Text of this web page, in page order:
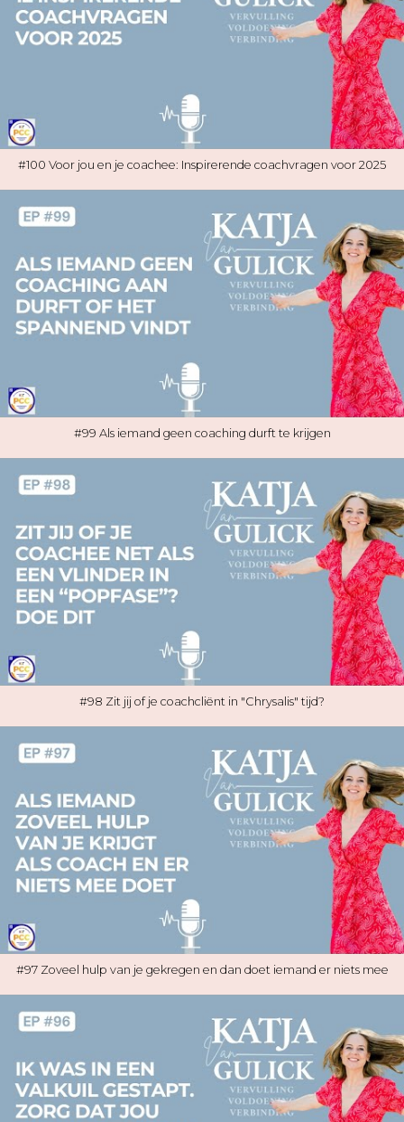
#100 Voor jou en je coachee: Inspirerende coachvragen voor 2025
#99 Als iemand geen coaching durft te krijgen
#98 Zit jij of je coachcliënt in "Chrysalis" tijd?
#97 Zoveel hulp van je gekregen en dan doet iemand er niets mee